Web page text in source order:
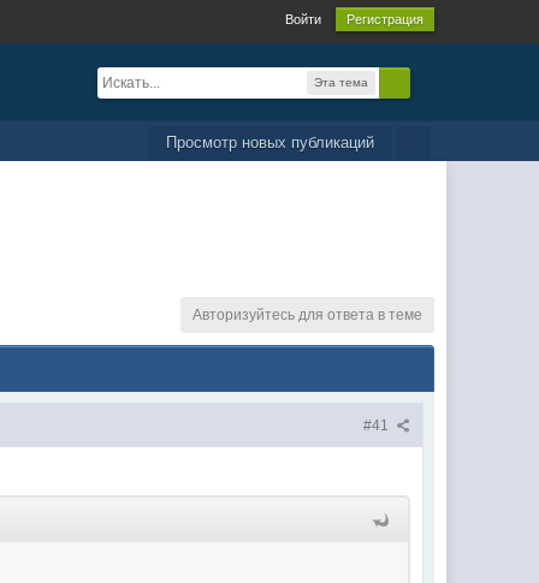
Войти Регистрация
Эта тема
Просмотр новых публикаций
Авторизуйтесь для ответа в теме
#41